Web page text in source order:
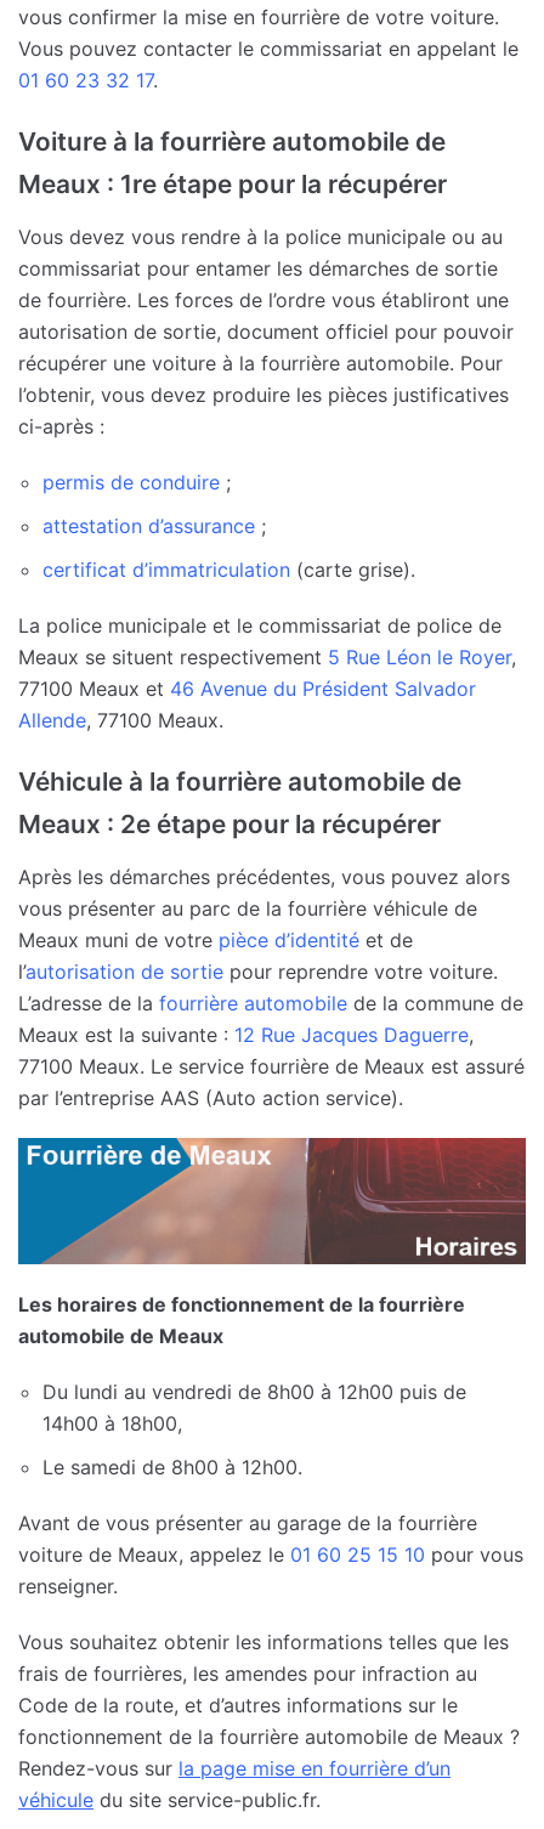
vous confirmer la mise en fourrière de votre voiture.
Vous pouvez contacter le commissariat en appelant le
01 60 23 32 17.
Voiture à la fourrière automobile de
Meaux : 1re étape pour la récupérer
Vous devez vous rendre à la police municipale ou au
commissariat pour entamer les démarches de sortie
de fourrière. Les forces de l’ordre vous établiront une
autorisation de sortie, document officiel pour pouvoir
récupérer une voiture à la fourrière automobile. Pour
l’obtenir, vous devez produire les pièces justificatives
ci-après :
permis de conduire ;
attestation d’assurance ;
certificat d’immatriculation (carte grise).
La police municipale et le commissariat de police de
Meaux se situent respectivement 5 Rue Léon le Royer,
77100 Meaux et 46 Avenue du Président Salvador
Allende, 77100 Meaux.
Véhicule à la fourrière automobile de
Meaux : 2e étape pour la récupérer
Après les démarches précédentes, vous pouvez alors
vous présenter au parc de la fourrière véhicule de
Meaux muni de votre pièce d’identité et de
l’autorisation de sortie pour reprendre votre voiture.
L’adresse de la fourrière automobile de la commune de
Meaux est la suivante : 12 Rue Jacques Daguerre,
77100 Meaux. Le service fourrière de Meaux est assuré
par l’entreprise AAS (Auto action service).
Les horaires de fonctionnement de la fourrière
automobile de Meaux
Du lundi au vendredi de 8h00 à 12h00 puis de
14h00 à 18h00,
Le samedi de 8h00 à 12h00.
Avant de vous présenter au garage de la fourrière
voiture de Meaux, appelez le 01 60 25 15 10 pour vous
renseigner.
Vous souhaitez obtenir les informations telles que les
frais de fourrières, les amendes pour infraction au
Code de la route, et d’autres informations sur le
fonctionnement de la fourrière automobile de Meaux ?
Rendez-vous sur la page mise en fourrière d’un
véhicule du site service-public.fr.